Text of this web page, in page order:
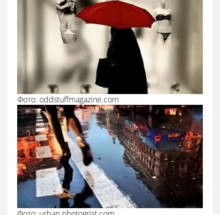
Фото: oddstuffmagazine.com